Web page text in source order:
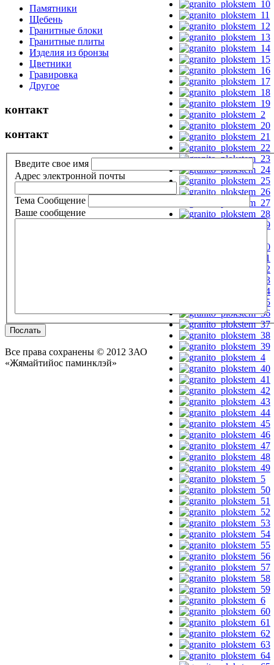
Памятники
Щебень
Гранитные блоки
Гранитные плиты
Изделия из бронзы
Цветники
Гравировка
Другое
контакт
контакт
Введите свое имя
Aдрес электронной почты
Тема Сообщение
Ваше сообщение
Послать
Все права сохранены © 2012 ЗАО
«Жямайтийос паминклэй»